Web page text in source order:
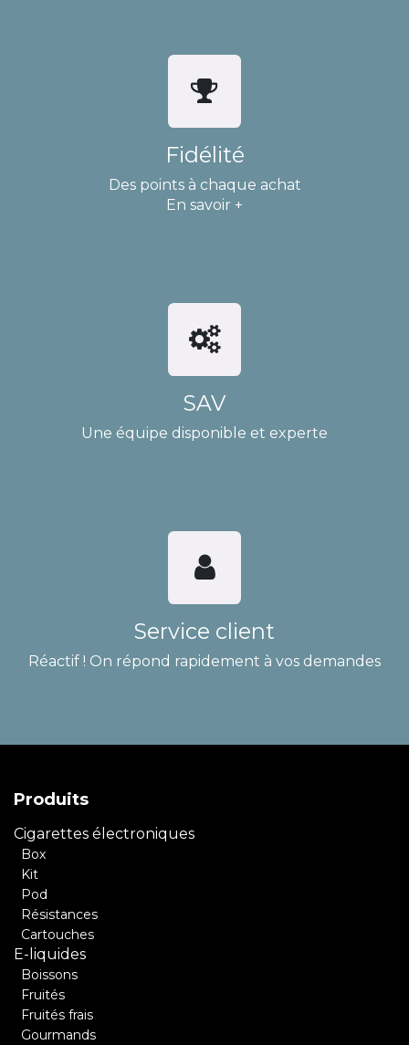
Fidélité
Des points à chaque achat
En savoir +
SAV
Une équipe disponible et experte
Service client
Réactif ! On répond rapidement à vos demandes
Produits
Cigarettes électroniques
Box
Kit
Pod
Résistances
Cartouches
E-liquides
Boissons
Fruités
Fruités frais
Gourmands